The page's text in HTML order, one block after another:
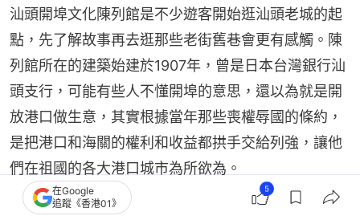
汕頭開埠文化陳列館是不少遊客開始逛汕頭老城的起
點，先了解故事再去逛那些老街舊巷會更有感觸。陳
列館所在的建築始建於1907年，曾是日本台灣銀行汕
頭支行，可能有些人不懂開埠的意思，還以為就是開
放港口做生意，其實根據當年那些喪權辱國的條約，
是把港口和海關的權利和收益都拱手交給列強，讓他
們在祖國的各大港口城市為所欲為。
在Google
追蹤《香港01》
5